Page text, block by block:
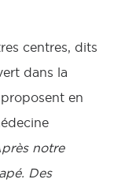
centres, dits
dans la
en
notre
Des